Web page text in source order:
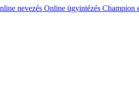
nevezés Online ügyintézés Champion